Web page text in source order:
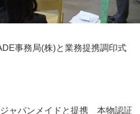
事務局(株)と業務提携調印式
ジャパンメイドと提携 本物認証